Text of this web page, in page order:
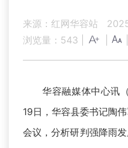
来源：红网华容站
浏览量： 543
华容融媒体中心讯（
19日，华容县委书记陶
会议，分析研判强降雨